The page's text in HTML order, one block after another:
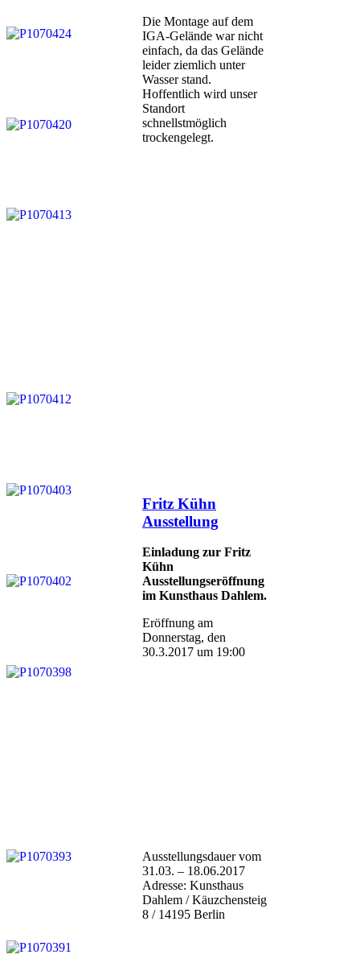
Die Montage auf dem
IGA-Gelände war nicht
einfach, da das Gelände
leider ziemlich unter
Wasser stand.
Hoffentlich wird unser
Standort
schnellstmöglich
trockengelegt.
Veröffentlicht
am
Fritz Kühn
Ausstellung
Einladung zur Fritz
Kühn
Ausstellungseröffnung
im Kunsthaus Dahlem.
Eröffnung am
Donnerstag, den
30.3.2017 um 19:00
Ausstellungsdauer vom
31.03. – 18.06.2017
Adresse: Kunsthaus
Dahlem / Käuzchensteig
8 / 14195 Berlin